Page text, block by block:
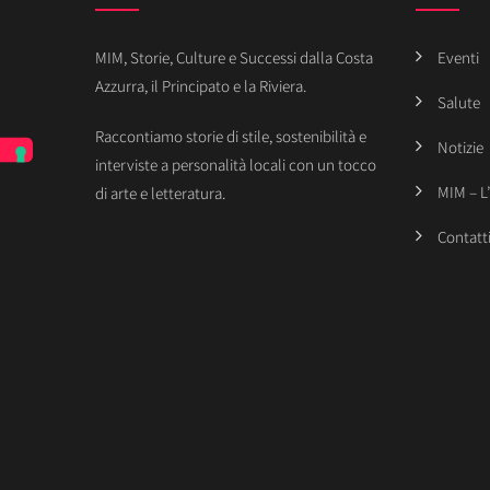
MIM, Storie, Culture e Successi dalla Costa
Azzurra, il Principato e la Riviera.
Raccontiamo storie di stile, sostenibilità e
interviste a personalità locali con un tocco
di arte e letteratura.
Eventi
Salute
Notizie
MIM –
Contatti